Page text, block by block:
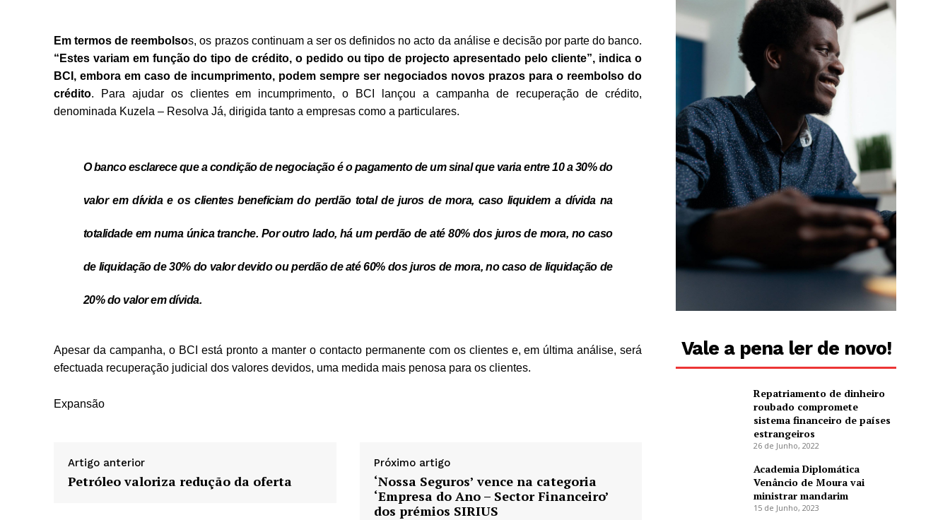
Em termos de reembolsos, os prazos continuam a ser os definidos no acto da análise e decisão por parte do banco.
“Estes variam em função do tipo de crédito, o pedido ou tipo de projecto apresentado pelo cliente”, indica o
BCI, embora em caso de incumprimento, podem sempre ser negociados novos prazos para o reembolso do
crédito. Para ajudar os clientes em incumprimento, o BCI lançou a campanha de recuperação de crédito,
denominada Kuzela – Resolva Já, dirigida tanto a empresas como a particulares.
O banco esclarece que a condição de negociação é o pagamento de um sinal que varia entre10 a 30% do
valor em dívidae os clientes beneficiam do perdão total de juros de mora, caso liquidem a dívida na
totalidade em numa única tranche. Por outro lado, há um perdão de até 80% dos juros de mora, no caso
de liquidação de 30% do valor devido ou perdão de até 60% dos juros de mora, no caso de liquidação de
20% do valor em dívida.
Apesar da campanha, o BCI está pronto a manter o contacto permanente com os clientes e, em última análise, será
efectuada recuperação judicial dos valores devidos, uma medida mais penosa para os clientes.
Expansão
Artigo anterior
Petróleo valoriza redução da oferta
Próximo artigo
‘Nossa Seguros’ vence na categoria
‘Empresa do Ano – Sector Financeiro’
dos prémios SIRIUS
Vale a pena ler de novo!
Repatriamento de dinheiro
roubado compromete
sistema financeiro de países
estrangeiros
26 de Junho, 2022
Academia Diplomática
Venâncio de Moura vai
ministrar mandarim
15 de Junho, 2023